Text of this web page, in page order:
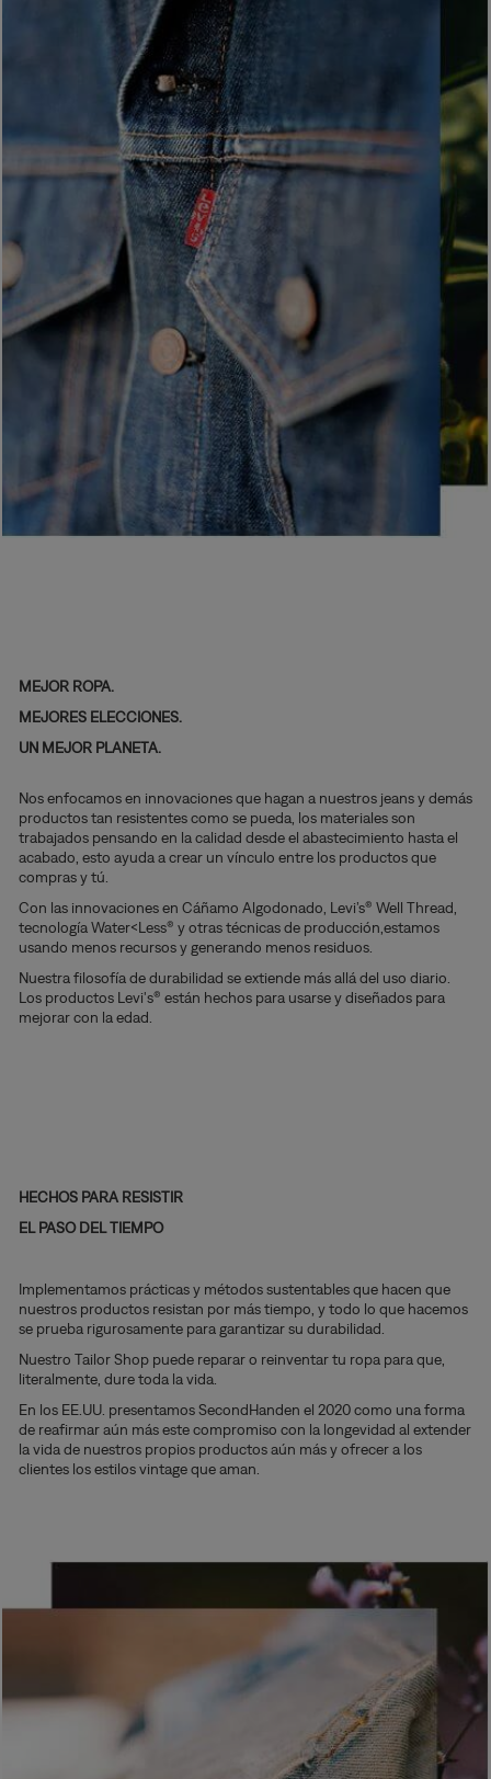
MEJOR ROPA.
MEJORES ELECCIONES.
UN MEJOR PLANETA.
Nos enfocamos en innovaciones que hagan a nuestros jeans y demás
productos tan resistentes como se pueda, los materiales son
trabajados pensando en la calidad desde el abastecimiento hasta el
acabado, esto ayuda a crear un vínculo entre los productos que
compras y tú.
Con las innovaciones en Cáñamo Algodonado, Levi’s® Well Thread,
tecnología Water<Less® y otras técnicas de producción,estamos
usando menos recursos y generando menos residuos.
Nuestra filosofía de durabilidad se extiende más allá del uso diario.
Los productos Levi's® están hechos para usarse y diseñados para
mejorar con la edad.
HECHOS PARA RESISTIR
EL PASO DEL TIEMPO
Implementamos prácticas y métodos sustentables que hacen que
nuestros productos resistan por más tiempo, y todo lo que hacemos
se prueba rigurosamente para garantizar su durabilidad.
Nuestro Tailor Shop puede reparar o reinventar tu ropa para que,
literalmente, dure toda la vida.
En los EE.UU. presentamos SecondHanden el 2020 como una forma
de reafirmar aún más este compromiso con la longevidad al extender
la vida de nuestros propios productos aún más y ofrecer a los
clientes los estilos vintage que aman.